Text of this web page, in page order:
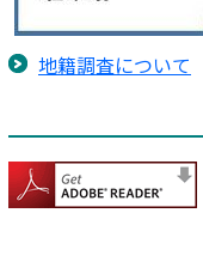
地籍調査について